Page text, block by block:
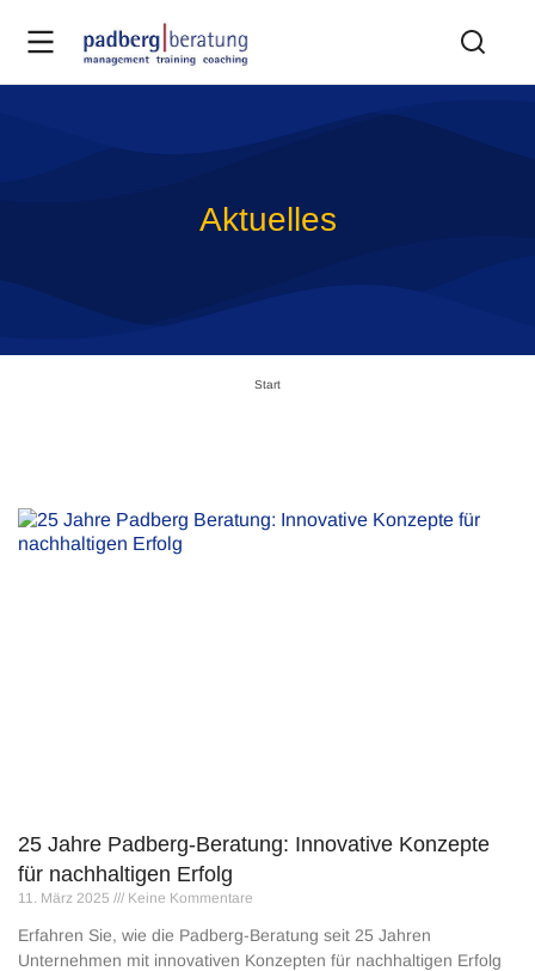
Aktuelles
Start
25 Jahre Padberg-Beratung: Innovative Konzepte
für nachhaltigen Erfolg
11. März 2025 Keine Kommentare
Erfahren Sie, wie die Padberg-Beratung seit 25 Jahren
Unternehmen mit innovativen Konzepten für nachhaltigen Erfolg